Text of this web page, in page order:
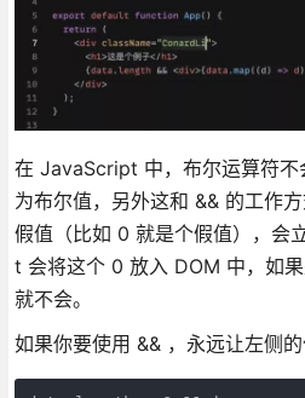
在 JavaScript 中，布尔运算符不
为布尔值，另外这和 && 的工作
假值（比如 0 就是个假值），会
t 会将这个 0 放入 DOM 中，如果
就不会。
如果你要使用 && ，永远让左侧